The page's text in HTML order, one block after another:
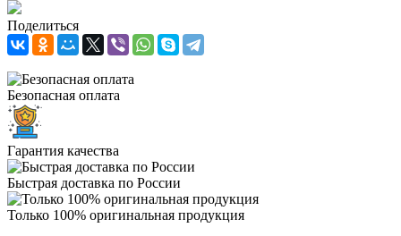
Поделиться
Безопасная оплата
Гарантия качества
Быстрая доставка по России
Только 100% оригинальная продукция